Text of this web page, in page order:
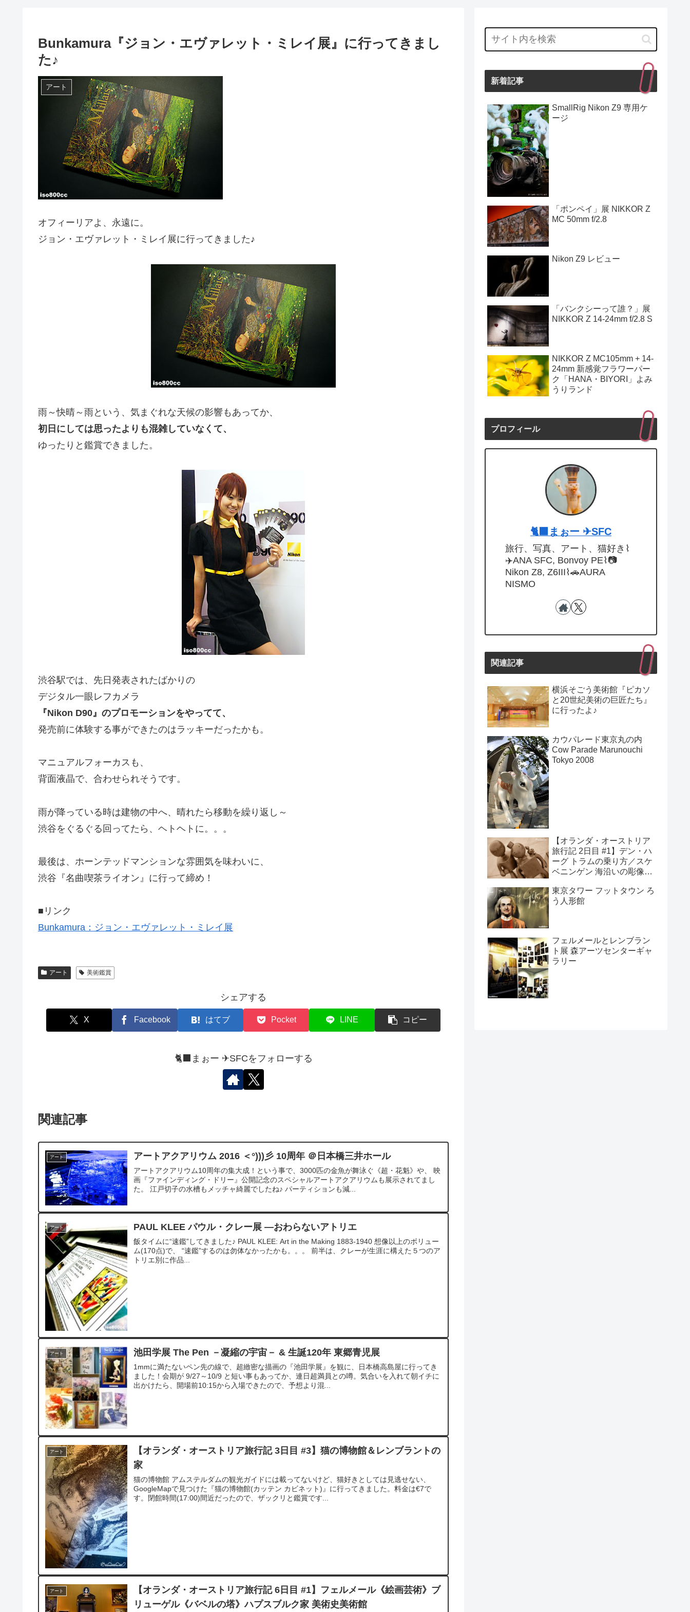
Bunkamura『ジョン・エヴァレット・ミレイ展』に行ってきまし
た♪
アート
オフィーリアよ、永遠に。
ジョン・エヴァレット・ミレイ展に行ってきました♪
雨～快晴～雨という、気まぐれな天候の影響もあってか、
初日にしては思ったよりも混雑していなくて、
ゆったりと鑑賞できました。
渋谷駅では、先日発表されたばかりの
デジタル一眼レフカメラ
『Nikon D90』のプロモーションをやってて、
発売前に体験する事ができたのはラッキーだったかも。
マニュアルフォーカスも、
背面液晶で、合わせられそうです。
雨が降っている時は建物の中へ、晴れたら移動を繰り返し～
渋谷をぐるぐる回ってたら、ヘトヘトに。。。
最後は、ホーンテッドマンションな雰囲気を味わいに、
渋谷『名曲喫茶ライオン』に行って締め！
■リンク
Bunkamura：ジョン・エヴァレット・ミレイ展
アート 美術鑑賞
シェアする
X Facebook はてブ Pocket LINE コピー
🐈‍⬛まぉー ✈︎SFCをフォローする
関連記事
アート アートアクアリウム 2016 ＜°)))彡 10周年 ＠日本橋三井ホール
アートアクアリウム10周年の集大成！という事で、3000匹の金魚が舞泳ぐ《超・花魁》や、 映
画『ファインディング・ドリー』公開記念のスペシャルアートアクアリウムも展示されてまし
た。 江戸切子の水槽もメッチャ綺麗でしたね♪ パーティションも減...
アート PAUL KLEE パウル・クレー展 —おわらないアトリエ
飯タイムに“速鑑”してきました♪ PAUL KLEE: Art in the Making 1883-1940 想像以上のボリュー
ム(170点)で、 “速鑑”するのは勿体なかったかも。。。 前半は、クレーが生涯に構えた５つのア
トリエ別に作品...
アート 池田学展 The Pen －凝縮の宇宙－ & 生誕120年 東郷青児展
1mmに満たないペン先の線で、超緻密な描画の『池田学展』を観に、日本橋高島屋に行ってき
ました！会期が 9/27～10/9 と短い事もあってか、連日超満員との噂。気合いを入れて朝イチに
出かけたら、開場前10:15から入場できたので、予想より混...
アート
【オランダ・オーストリア旅行記 3日目 #3】猫の博物館＆レンブラントの
家
猫の博物館 アムステルダムの観光ガイドには載ってないけど、猫好きとしては見逃せない、
GoogleMapで見つけた『猫の博物館(カッテン カビネット)』に行ってきました。料金は€7で
す。閉館時間(17:00)間近だったので、ザックリと鑑賞です...
アート
【オランダ・オーストリア旅行記 6日目 #1】フェルメール《絵画芸術》ブ
リューゲル《バベルの塔》ハプスブルク家 美術史美術館
新着記事
SmallRig Nikon Z9 専用ケ
ージ
「ポンペイ」展 NIKKOR Z
MC 50mm f/2.8
Nikon Z9 レビュー
「バンクシーって誰？」展
NIKKOR Z 14-24mm f/2.8 S
NIKKOR Z MC105mm + 14-
24mm 新感覚フラワーパー
ク「HANA・BIYORI」よみ
うりランド
プロフィール
🐈‍⬛まぉー ✈︎SFC
旅行、写真、アート、猫好き⌇
✈️ANA SFC, Bonvoy PE⌇📷
Nikon Z8, Z6III⌇🚗AURA
NISMO
関連記事
横浜そごう美術館『ピカソ
と20世紀美術の巨匠たち』
に行ったよ♪
カウパレード東京丸の内
Cow Parade Marunouchi
Tokyo 2008
【オランダ・オーストリア
旅行記 2日目 #1】デン・ハ
ーグ トラムの乗り方／スケ
ベニンゲン 海沿いの彫像美
東京タワー フットタウン ろ
う人形館
フェルメールとレンブラン
ト展 森アーツセンターギャ
ラリー